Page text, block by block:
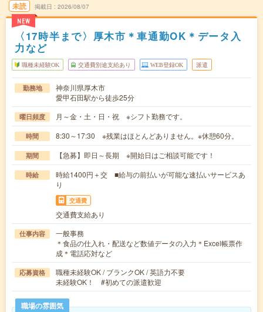
未読
NEW
掲載日 2026/08/07
〈17時半まで〉厚木市＊車通勤OK＊データ入
力など
職種未経験OK 交通費別途支給あり WEB登録OK 派遣
勤務地
神奈川県厚木市
愛甲石田駅から徒歩25分
曜日頻度 月～金・土・日・祝 ※シフト勤務です。
時間 8:30～17:30 ※残業はほとんどありません。※休憩60分。
期間 【急募】即日～長期 ※開始日はご相談可能です！
時給
時給1400円＋交 ■給与の前払いが可能な速払いサービスあ
り
交通費
交通費支給あり
仕事内容
一般事務
＊食品の仕入れ・配送など数値データの入力＊Excel帳票作
成＊電話応対など
応募資格
職種未経験OK / ブランクOK / 英語力不要
未経験OK！ #初めての派遣歓迎
職場の雰囲気